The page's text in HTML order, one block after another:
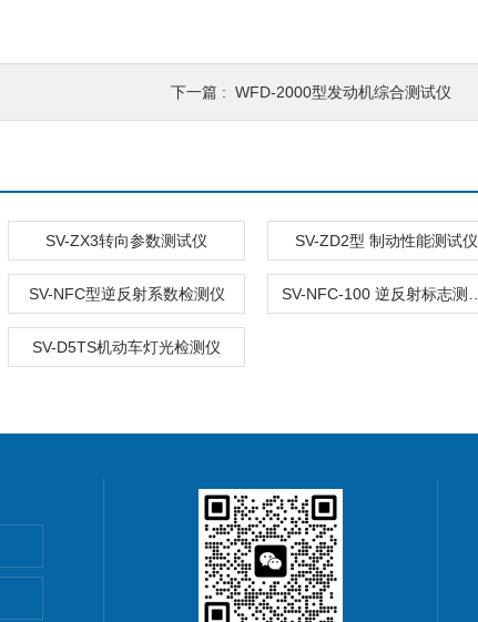
下一篇 : WFD-2000型发动机综合测试仪
SV-ZX3转向参数测试仪 SV-ZD2型 制动性能测试仪
SV-NFC型逆反射系数检测仪
SV-D5TS机动车灯光检测仪